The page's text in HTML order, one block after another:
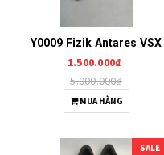
Y0009 Fizik Antares VSX
1.500.000₫
5.000.000₫
MUA HÀNG
SALE